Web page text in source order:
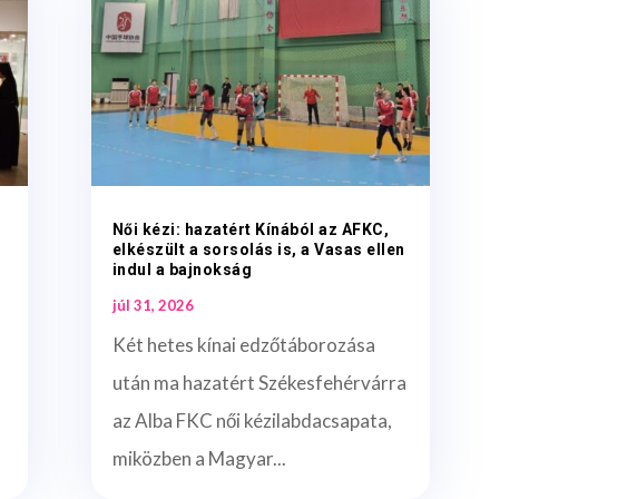
Női kézi: hazatért Kínából az AFKC,
elkészült a sorsolás is, a Vasas ellen
indul a bajnokság
júl 31, 2026
Két hetes kínai edzőtáborozása
után ma hazatért Székesfehérvárra
az Alba FKC női kézilabdacsapata,
miközben a Magyar...